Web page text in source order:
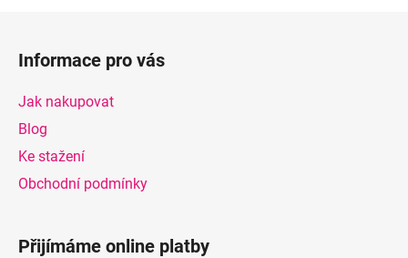
Informace pro vás
Jak nakupovat
Blog
Ke stažení
Obchodní podmínky
Přijímáme online platby